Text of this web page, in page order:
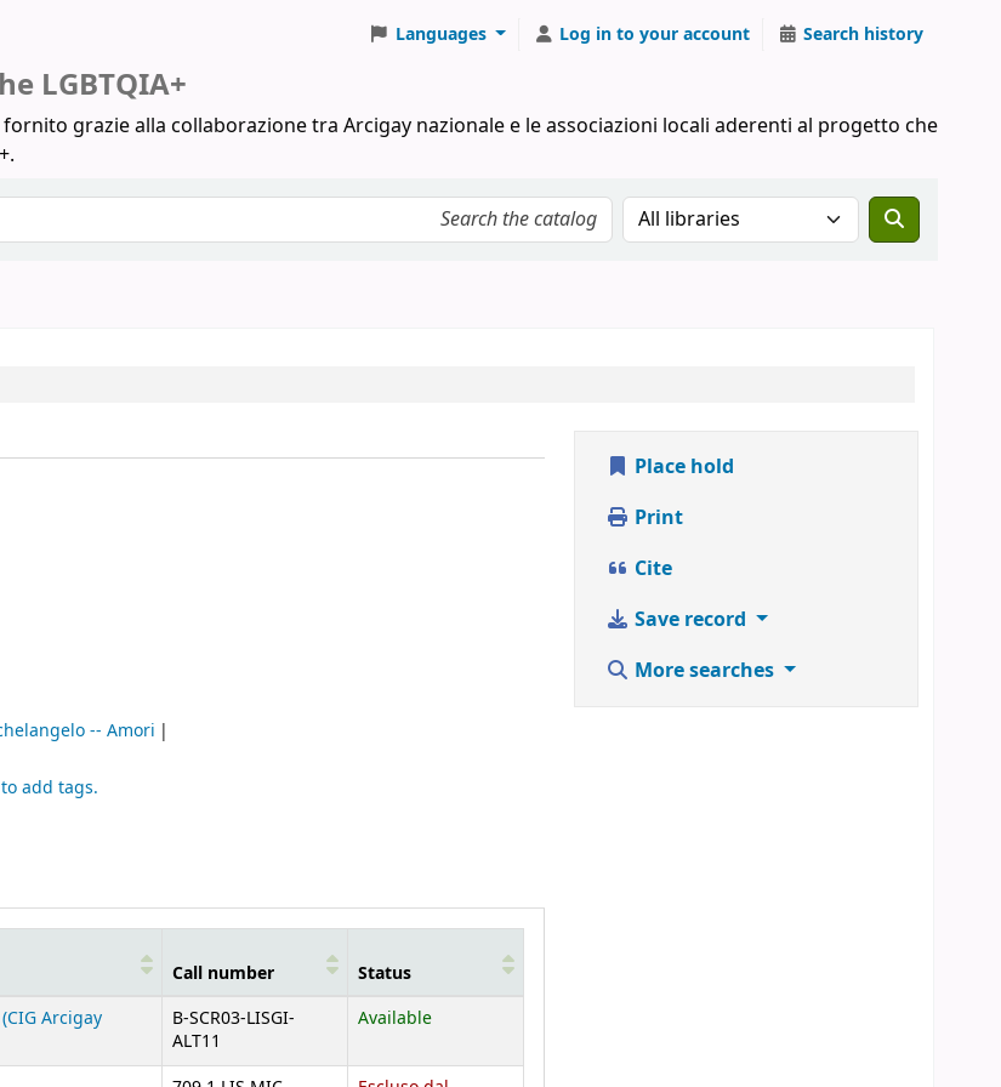
Languages Log in to your account Search history
LGBTQIA+
grazie alla collaborazione tra Arcigay nazionale e le associazioni locali aderenti al progetto che
Search the catalog in:
-- Amori
add tags.
Call number Status
Arcigay
B-SCR03-LISGI-
ALT11
Available
Place hold
Print
Cite
Save record
More searches